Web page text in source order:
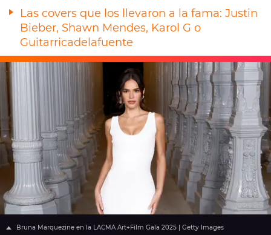
Las covers que los llevaron a la fama: Justin
Bieber, Shawn Mendes, Karol G o
Guitarricadelafuente
Bruna Marquezine en la LACMA Art+Film Gala 2025 | Getty Images